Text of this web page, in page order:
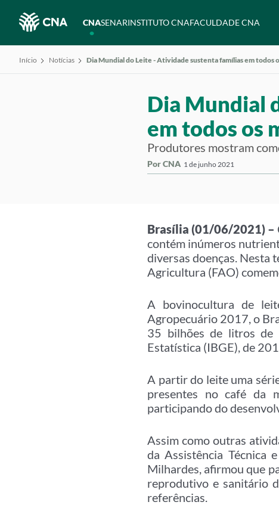
CNASENARINSTITUTO CNAFACULDADE CNA
Início Notícias Dia Mundial do Leite - Atividade sustenta famílias em todos
Dia Mundial
em todos os
Produtores mostram
Por CNA 1 de junho 2021
Brasília (01/06/2021) –
contém inúmeros
diversas doenças. Nesta
Agricultura (FAO)
A bovinocultura de
Agropecuário 2017, o
35 bilhões de litros de
Estatística (IBGE), de
A partir do leite uma
presentes no café da
participando do
Assim como outras
da Assistência Técnica
Milhardes, afirmou que
reprodutivo e sanitário
referências.